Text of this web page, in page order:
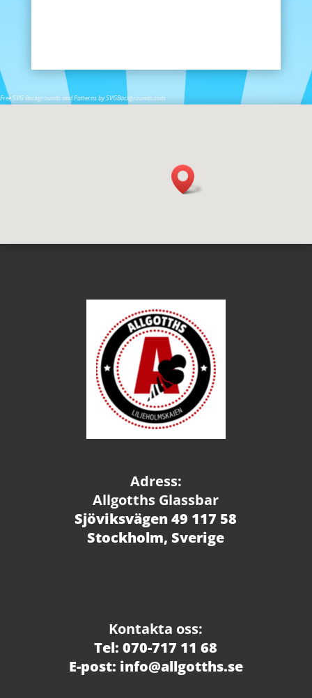
Free SVG Backgrounds and Patterns by SVGBackgrounds.com
Adress:
Allgotths Glassbar
Sjöviksvägen 49 117 58
Stockholm, Sverige
Kontakta oss:
Tel: 070-717 11 68
E-post: info@allgotths.se